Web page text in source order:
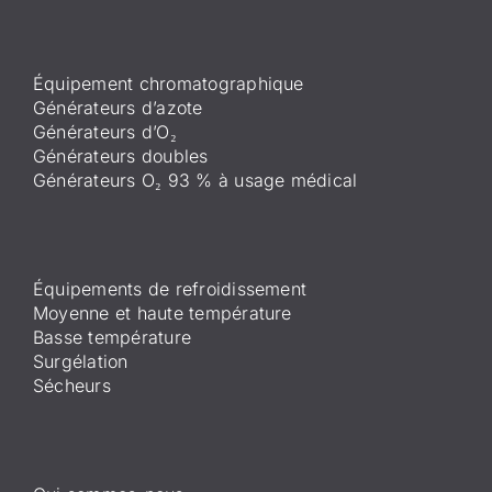
Équipement chromatographique
Générateurs d’azote
Générateurs d’O₂
Générateurs doubles
Générateurs O₂ 93 % à usage médical
Équipements de refroidissement
Moyenne et haute température
Basse température
Surgélation
Sécheurs